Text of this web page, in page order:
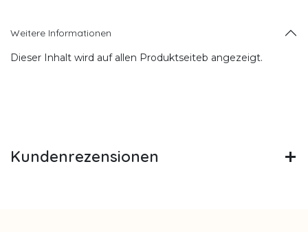
Weitere Informationen
Dieser Inhalt wird auf allen Produktseiteb angezeigt.
Kundenrezensionen